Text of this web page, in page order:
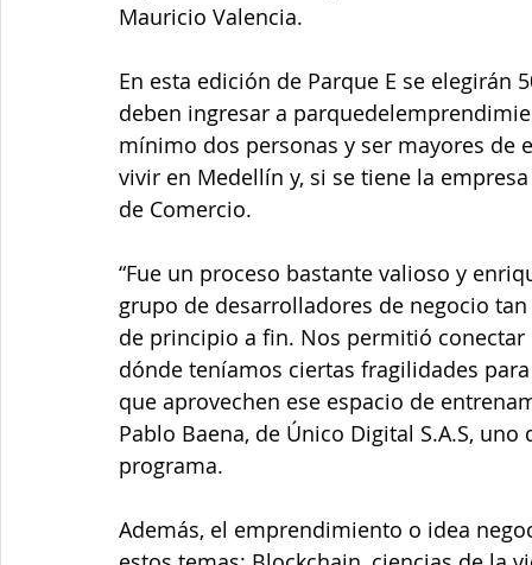
Mauricio Valencia.
En esta edición de Parque E se
deben ingresar a
mínimo dos personas y ser mayores de
vivir en Medellín y, si se tiene la
de Comercio.
“Fue un proceso bastante valioso y
grupo de desarrolladores de negocio
de principio a fin. Nos permitió
dónde teníamos ciertas fragilidades
que aprovechen ese espacio de
Pablo Baena, de Único Digital S.A.S,
programa.
Además, el emprendimiento o idea